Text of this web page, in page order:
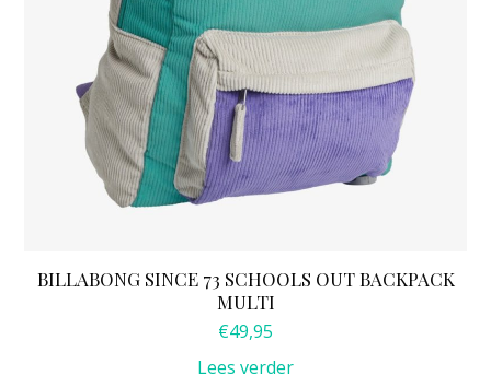
BILLABONG SINCE 73 SCHOOLS OUT BACKPACK
MULTI
€49,95
Lees verder